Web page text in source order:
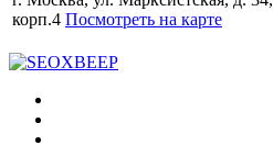
корп.4 Посмотреть на карте